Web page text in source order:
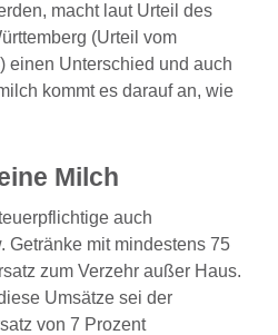
macht laut Urteil des
(Urteil vom
einen Unterschied und auch
kommt es darauf an, wie
Milch
auch
Getränke mit mindestens 75
zum Verzehr außer Haus.
Umsätze sei der
von 7 Prozent